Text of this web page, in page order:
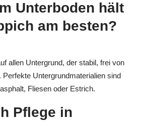
Unterboden hält
am besten?
allen Untergrund, der stabil, frei von
Perfekte Untergrundmaterialien sind
Fliesen oder Estrich.
Pflege in